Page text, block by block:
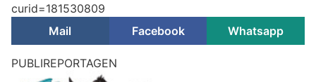
curid=181530809
Mail
Facebook Whatsapp
PUBLIREPORTAGEN